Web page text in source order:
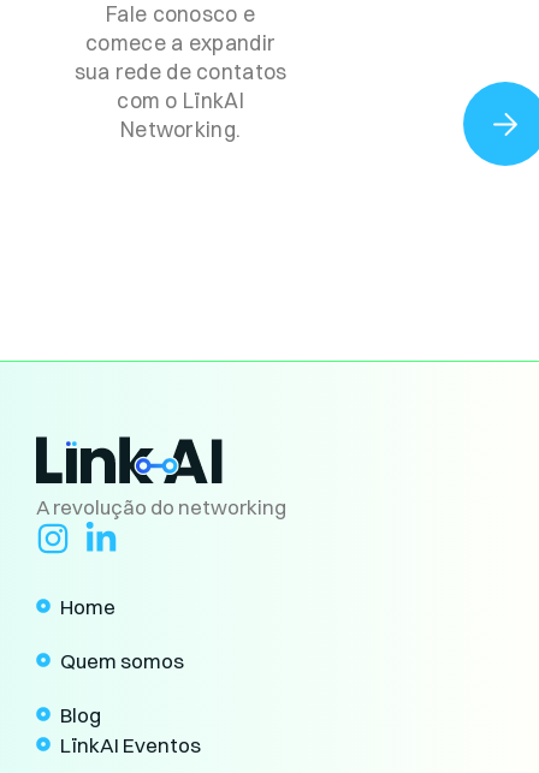
Fale conosco e
comece a expandir
sua rede de contatos
com o LïnkAI
Networking.
A revolução do networking
Home
Quem somos
Blog
LïnkAI Eventos